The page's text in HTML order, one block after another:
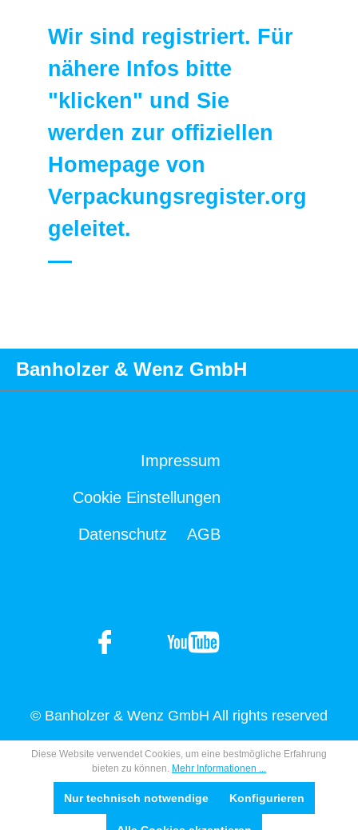
Wir sind registriert. Für
nähere Infos bitte
"klicken" und Sie
werden zur offiziellen
Homepage von
Verpackungsregister.org
geleitet.
Banholzer & Wenz GmbH
Impressum
Cookie Einstellungen
Datenschutz AGB
© Banholzer & Wenz GmbH All rights reserved
Diese Website verwendet Cookies, um eine bestmögliche Erfahrung
bieten zu können. Mehr Informationen ...
Nur technisch notwendige Konfigurieren